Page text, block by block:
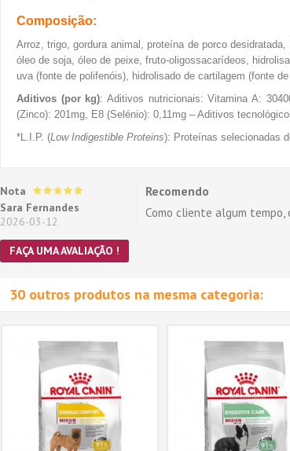
Composição:
Arroz, trigo, gordura animal, proteína de porco
óleo de soja, óleo de peixe, fruto-oligossacarídeos,
uva (fonte de polifenóis), hidrolisado de cartilagem (fonte
Aditivos (por kg): Aditivos nutricionais: Vitamina A:
(Zinco): 201mg, E8 (Selénio): 0,11mg – Aditivos
*L.I.P. (Low Indigestible Proteins): Proteínas selecionadas
Nota
Sara Fernandes
2026-03-12
Recomendo
Como cliente algum
FAÇA UMA AVALIAÇÃO !
30 outros produtos na mesma categoria: